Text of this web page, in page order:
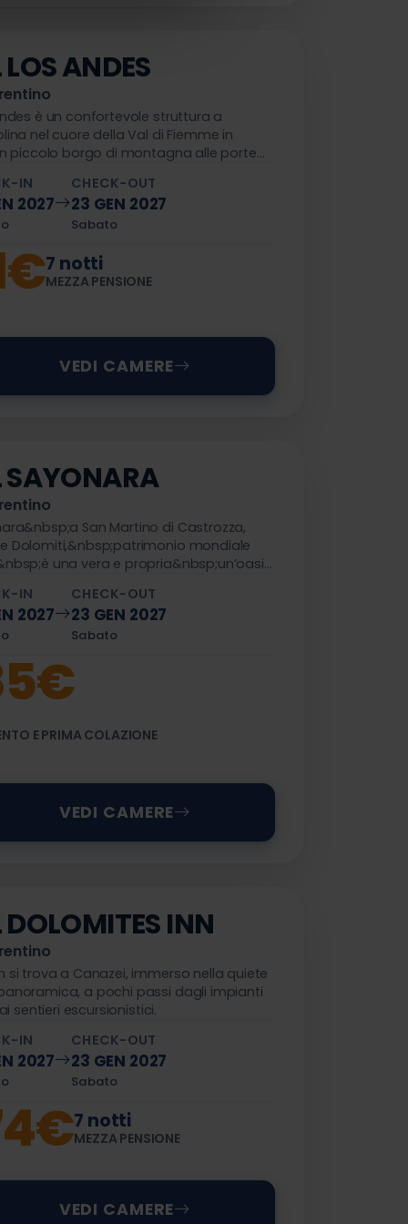
ANDES
è un confortevole struttura a
nel cuore della Val di Fiemme in
piccolo borgo di montagna alle porte
IN
2027
CHECK-OUT
23 GEN 2027
Sabato
7 notti
MEZZA PENSIONE
VEDI CAMERE
SAYONARA
San Martino di Castrozza,
Dolomiti,&nbsp;patrimonio mondiale
una vera e propria&nbsp;un’oasi
IN
2027
CHECK-OUT
23 GEN 2027
Sabato
E PRIMA COLAZIONE
VEDI CAMERE
DOLOMITES INN
si trova a Canazei, immerso nella quiete
a pochi passi dagli impianti
sentieri escursionistici.
IN
2027
CHECK-OUT
23 GEN 2027
Sabato
7 notti
MEZZA PENSIONE
VEDI CAMERE